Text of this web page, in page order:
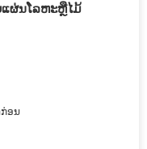
ແຜ່ນໂລຫະຫຼືໄມ້
ອນ